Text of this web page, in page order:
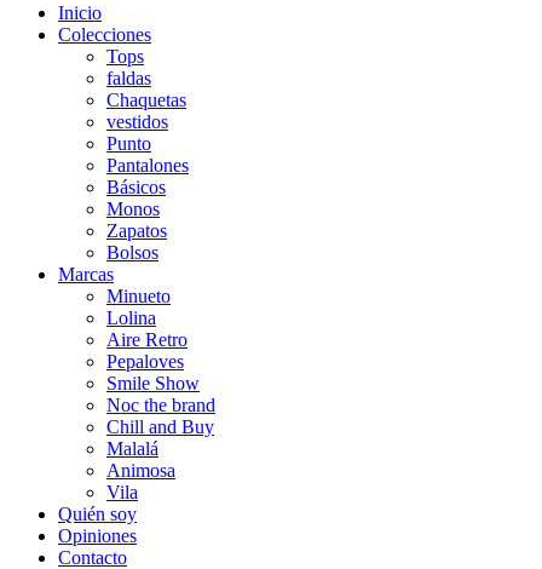
Inicio
Colecciones
Tops
faldas
Chaquetas
vestidos
Punto
Pantalones
Básicos
Monos
Zapatos
Bolsos
Marcas
Minueto
Lolina
Aire Retro
Pepaloves
Smile Show
Noc the brand
Chill and Buy
Malalá
Animosa
Vila
Quién soy
Opiniones
Contacto